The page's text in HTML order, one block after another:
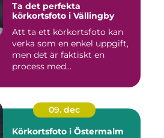
Ta det perfekta
körkortsfoto i Vällingby
Att ta ett körkortsfoto kan
verka som en enkel uppgift,
men det är faktiskt en
process med...
09. dec
Körkortsfoto i Östermalm